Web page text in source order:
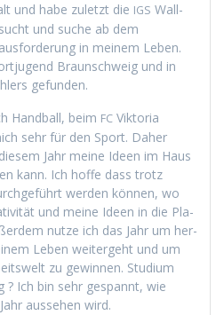
und habe zulet­zt die IGS Wall­
und suche ab dem
in meinem Leben.
Braun­schweig und in
gefunden.
Hand­ball, beim FC Vik­to­ria
sehr für den Sport. Daher
Jahr meine Ideen im Haus
kann. Ich hoffe dass trotz
wer­den kön­nen, wo
und meine Ideen in die Pla­
nutze ich das Jahr um her­
Leben weit­erge­ht und um
zu gewin­nen. Studi­um
? Ich bin sehr ges­pan­nt, wie
ausse­hen wird.